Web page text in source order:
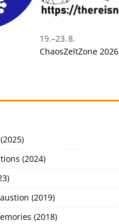
19.–23. 8.
ChaosZeltZone 2026
(2024)
(2019)
(2018)